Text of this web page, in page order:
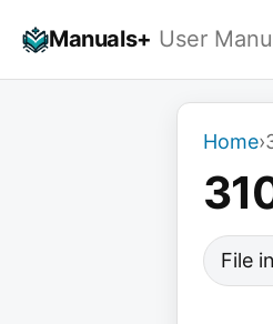
Manuals+ User
Home›
File